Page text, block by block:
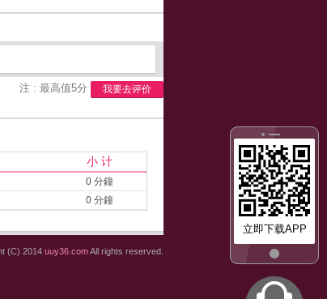
立即下载APP
注 : 最高值5分 我要去评价
小 计
0 分鐘
0 分鐘
(C) 2014 uuy36.comAll rights reserved.